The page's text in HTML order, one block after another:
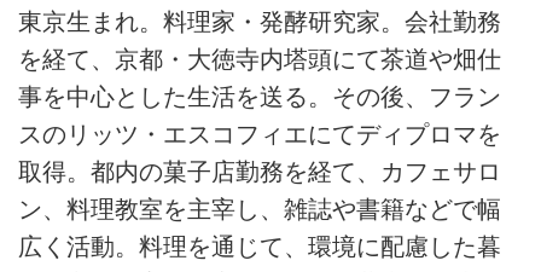
東京生まれ。料理家・発酵研究家。会社勤務
を経て、京都・大徳寺内塔頭にて茶道や畑仕
事を中心とした生活を送る。その後、フラン
スのリッツ・エスコフィエにてディプロマを
取得。都内の菓子店勤務を経て、カフェサロ
ン、料理教室を主宰し、雑誌や書籍などで幅
広く活動。料理を通じて、環境に配慮した暮